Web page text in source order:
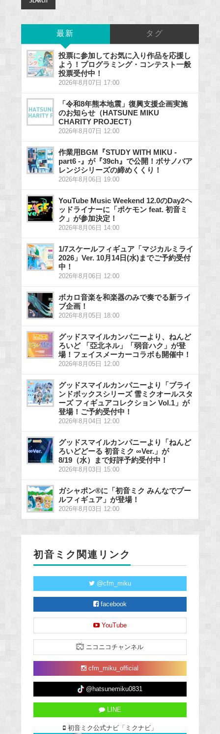
最新 タグ
投票に参加してお気に入り作品を応援し
よう！プログラミング・コンテスト一般
投票受付中！
2026年8月07日 17:00
「令和8年熊本地震」復興支援企画実施
のお知らせ（HATSUNE MIKU
CHARITY PROJECT）
2026年8月07日 12:00
作業用BGM『STUDY WITH MIKU -
part6 -』が『39ch』で公開！ボサノバア
レンジシリーズの締めくくり！
2026年8月06日 19:00
YouTube Music Weekend 12.0のDay2ヘ
ッドライナーに「ポケモン feat. 初音ミ
ク」が参加決定！
2026年8月06日 14:00
1/7スケールフィギュア「マジカルミライ
2026」Ver. 10月14日(水)までご予約受付
中！
2026年8月06日 12:00
ボカロ音楽を和楽器のみで奏でる新ライ
ブ企画！
2026年8月05日 18:00
グッドスマイルカンパニーより、ねんど
ろいど 「亞北ネル」「弱音ハク」が登
場！フェイスメーカーコラボも開催中！
2026年8月05日 12:00
グッドスマイルカンパニーより「ブライ
ンドボックスシリーズ 雪ミクオールスタ
ーズ フィギュアコレクション Vol.1」が
登場！ご予約受付中！
2026年8月04日 12:00
グッドスマイルカンパニーより「ねんど
ろいどどーる 初音ミク ∞Ver.」が
8/19（水）まで好評予約受付中！
2026年8月03日 15:00
ガシャポン®に「初音ミク みんなでプー
ルフィギュア」が登場！
2026年8月03日 12:00
初音ミク関連リンク
@cfm_miku
facebook
YouTube
ニコニコチャンネル
cfm_miku_official
@hatsunemiku0831
LINE
初音ミク公式ナビ「ミクナビ」